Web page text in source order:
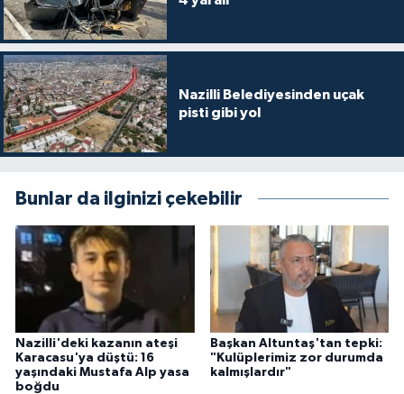
Nazilli Belediyesinden uçak
pisti gibi yol
Bunlar da ilginizi çekebilir
Nazilli'deki kazanın ateşi
Karacasu'ya düştü: 16
yaşındaki Mustafa Alp yasa
boğdu
Başkan Altuntaş'tan tepki:
"Kulüplerimiz zor durumda
kalmışlardır"